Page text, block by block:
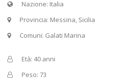
Nazione: Italia
Provincia: Messina, Sicilia
Comuni: Galati Marina
Età: 40 anni
Peso: 73